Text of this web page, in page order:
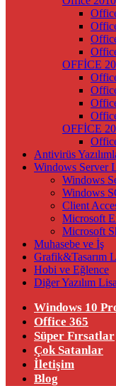
OFFİCE
OFFİCE
Antivirüs
Windows Server
Windows
Windows
Client
Microsoft
Microsoft
Muhasebe ve İş
Grafik&Tasarım
Hobi ve Eğlence
Diğer Yazılım
Windows 10
Office 365
Süper Fırsatlar
Çok Satanlar
İletişim
Blog